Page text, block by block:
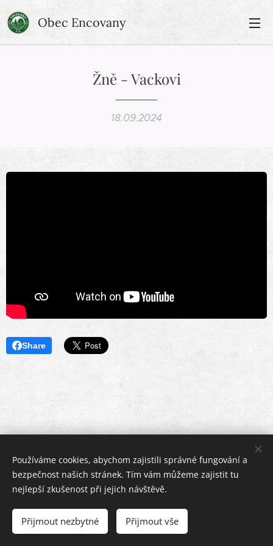
Obec Encovany
Žně - Vackovi
18.09.2024
Share
Copyright © 2019 - 2026 | Tomáš Velc
info@obec-encovany.cz
Cookies
Používáme cookies, abychom zajistili správné fungování a
bezpečnost našich stránek. Tím vám můžeme zajistit tu
nejlepší zkušenost při jejich návštěvě.
Přijmout nezbytné Přijmout vše